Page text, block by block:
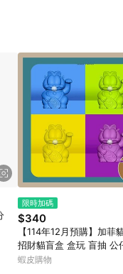
限時加碼
$340
【114年12月預購】加菲
招財貓盲盒 盒玩 盲抽 公
一中盒12入｜愛蛋客
蝦皮購物